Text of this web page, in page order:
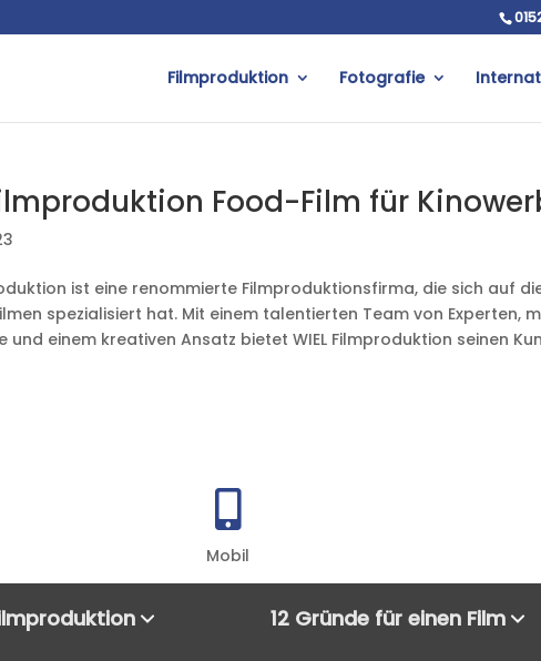
Filmproduktion Fotografie
Food-Film für
ist eine renommierte Filmproduktionsfirma, die sich auf
spezialisiert hat. Mit einem talentierten Team von Experten,
und einem kreativen Ansatz bietet WIEL Filmproduktion seinen

Mobil
12 Gründe für einen Film